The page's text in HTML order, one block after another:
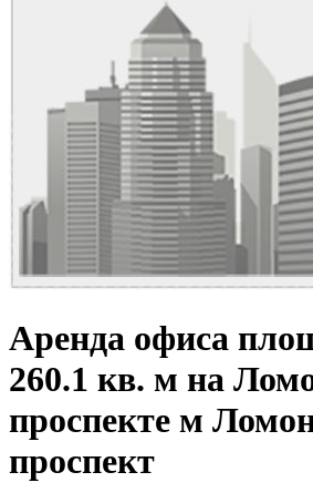
Аренда офиса
260.1 кв. м на
проспекте м
проспект